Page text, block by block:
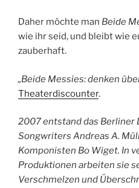
Daher möchte man Beide
wie ihr seid, und bleibt wie
zauberhaft.
„Beide Messies: denken
Theaterdiscounter.
2007 entstand das Berliner
Songwriters Andreas A.
Komponisten Bo Wiget. In
Produktionen arbeiten sie
Verschmelzen und